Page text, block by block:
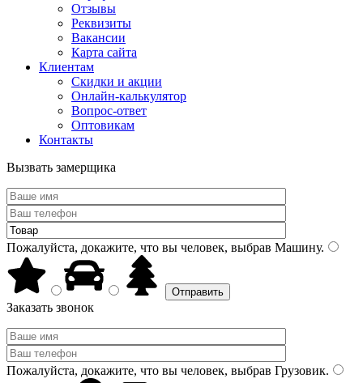
Отзывы
Реквизиты
Вакансии
Карта сайта
Клиентам
Скидки и акции
Онлайн-калькулятор
Вопрос-ответ
Оптовикам
Контакты
Вызвать замерщика
Пожалуйста, докажите, что вы человек, выбрав Машину.
Заказать звонок
Пожалуйста, докажите, что вы человек, выбрав Грузовик.